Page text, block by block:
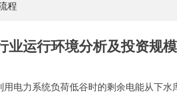
程
业运行环境分析及投资规
用电力系统负荷低谷时的剩余电能从下